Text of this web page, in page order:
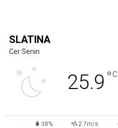
SLATINA
Cer Senin
25.9 °C
38% 2.7m/s